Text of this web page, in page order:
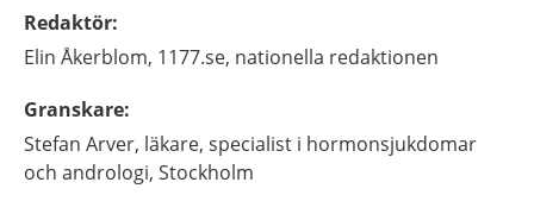
Redaktör:
Elin Åkerblom, 1177.se, nationella redaktionen
Granskare:
Stefan Arver, läkare, specialist i hormonsjukdomar
och andrologi, Stockholm